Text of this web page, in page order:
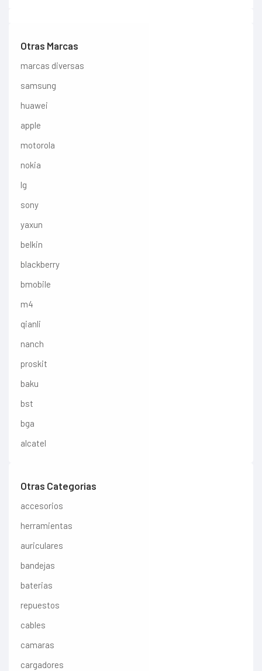
Otras Marcas
marcas diversas
samsung
huawei
apple
motorola
nokia
lg
sony
yaxun
belkin
blackberry
bmobile
m4
qianli
nanch
proskit
baku
bst
bga
alcatel
Otras Categorias
accesorios
herramientas
auriculares
bandejas
baterias
repuestos
cables
camaras
cargadores